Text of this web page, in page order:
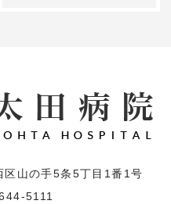
山の手5条5丁目1番1号
5111